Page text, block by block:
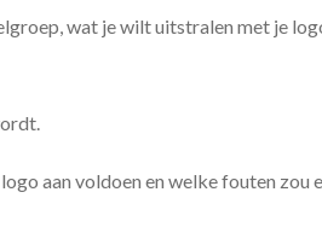
wat je wilt uitstralen met je
aan voldoen en welke fouten zou